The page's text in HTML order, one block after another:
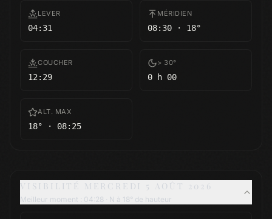
LEVER
04:31
MÉRIDIEN
08:30 · 18°
COUCHER
12:29
> 30°
0 h 00
ALT. MAX
18° · 08:25
VISIBILITÉ MERCREDI 5 AOÛT 2026
Meilleur moment : 04:28 · N à 18° de hauteur